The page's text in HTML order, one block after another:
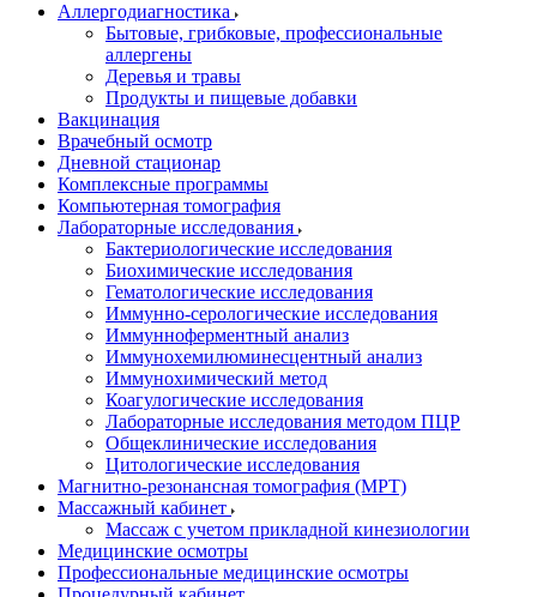
Аллергодиагностика
Бытовые, грибковые, профессиональные
аллергены
Деревья и травы
Продукты и пищевые добавки
Вакцинация
Врачебный осмотр
Дневной стационар
Комплексные программы
Компьютерная томография
Лабораторные исследования
Бактериологические исследования
Биохимические исследования
Гематологические исследования
Иммунно-серологические исследования
Иммунноферментный анализ
Иммунохемилюминесцентный анализ
Иммунохимический метод
Коагулогические исследования
Лабораторные исследования методом ПЦР
Общеклинические исследования
Цитологические исследования
Магнитно-резонансная томография (МРТ)
Массажный кабинет
Массаж с учетом прикладной кинезиологии
Медицинские осмотры
Профессиональные медицинские осмотры